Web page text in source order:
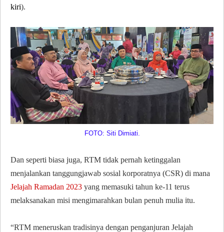
kiri).
FOTO: Siti Dimiati.
Dan seperti biasa juga, RTM tidak pernah ketinggalan
menjalankan tanggungjawab sosial korporatnya (CSR) di mana
Jelajah Ramadan 2023 yang memasuki tahun ke-11 terus
melaksanakan misi mengimarahkan bulan penuh mulia itu.
“RTM meneruskan tradisinya dengan penganjuran Jelajah